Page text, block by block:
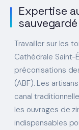
Expertise
sauvegardé
Travailler sur les
Cathédrale
préconisations
(ABF). Les
canal
les ouvrages de
indispensables